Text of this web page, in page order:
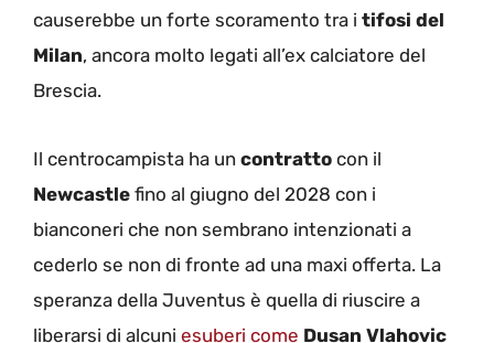
causerebbe un forte scoramento tra i tifosi del
Milan, ancora molto legati all’ex calciatore del
Brescia.
Il centrocampista ha un contratto con il
Newcastle fino al giugno del 2028 con i
bianconeri che non sembrano intenzionati a
cederlo se non di fronte ad una maxi offerta. La
speranza della Juventus è quella di riuscire a
liberarsi di alcuni esuberi come Dusan Vlahovic